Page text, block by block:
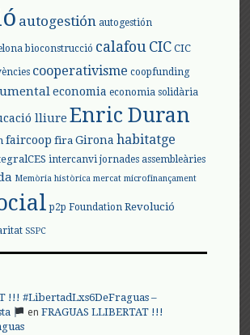
autogestión autogestión
bioconstrucció calafouCIC CIC
cooperativisme coopfunding
economia economia solidària
lliure Enric Duran
faircoop fira Girona habitatge
intercanvi jornades assembleàries
Memòria històrica mercat microfinançament
p2p Foundation Revolució
SSPC
!!! #LibertadLxs6DeFraguas –
enFRAGUAS LLIBERTAT !!!